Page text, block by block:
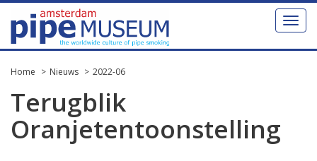
Toggle
Home Nieuws 2022-06
Terugblik
Oranjetentoonstelling